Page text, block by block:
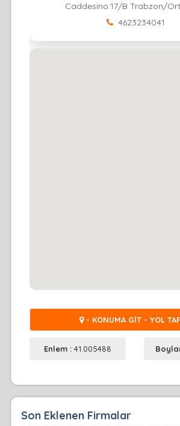
Caddesino:17/B Trabzon/
4623234041
- KONUMA GİT - YOL
Enlem :41.005488
Son Eklenen Firmalar